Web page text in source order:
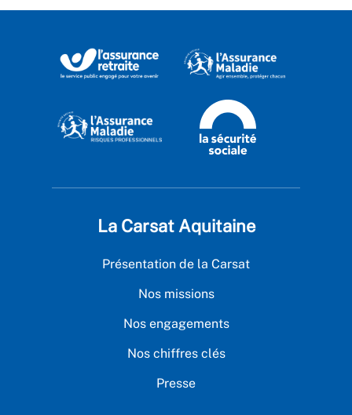
La Carsat Aquitaine
Présentation de la Carsat
Nos missions
Nos engagements
Nos chiffres clés
Presse